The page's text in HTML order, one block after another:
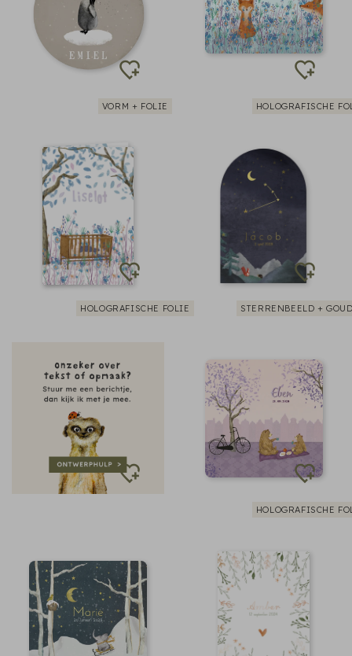
VORM + FOLIE HOLOGRAFISCHE
HOLOGRAFISCHE FOLIE STERRENBEELD +
HOLOGRAFISCHE